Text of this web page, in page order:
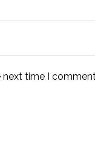
next time I